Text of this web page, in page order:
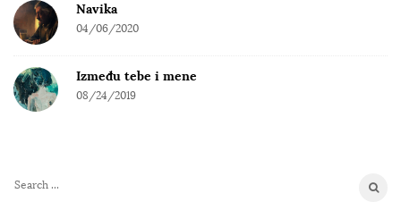
Navika
04/06/2020
Između tebe i mene
08/24/2019
S